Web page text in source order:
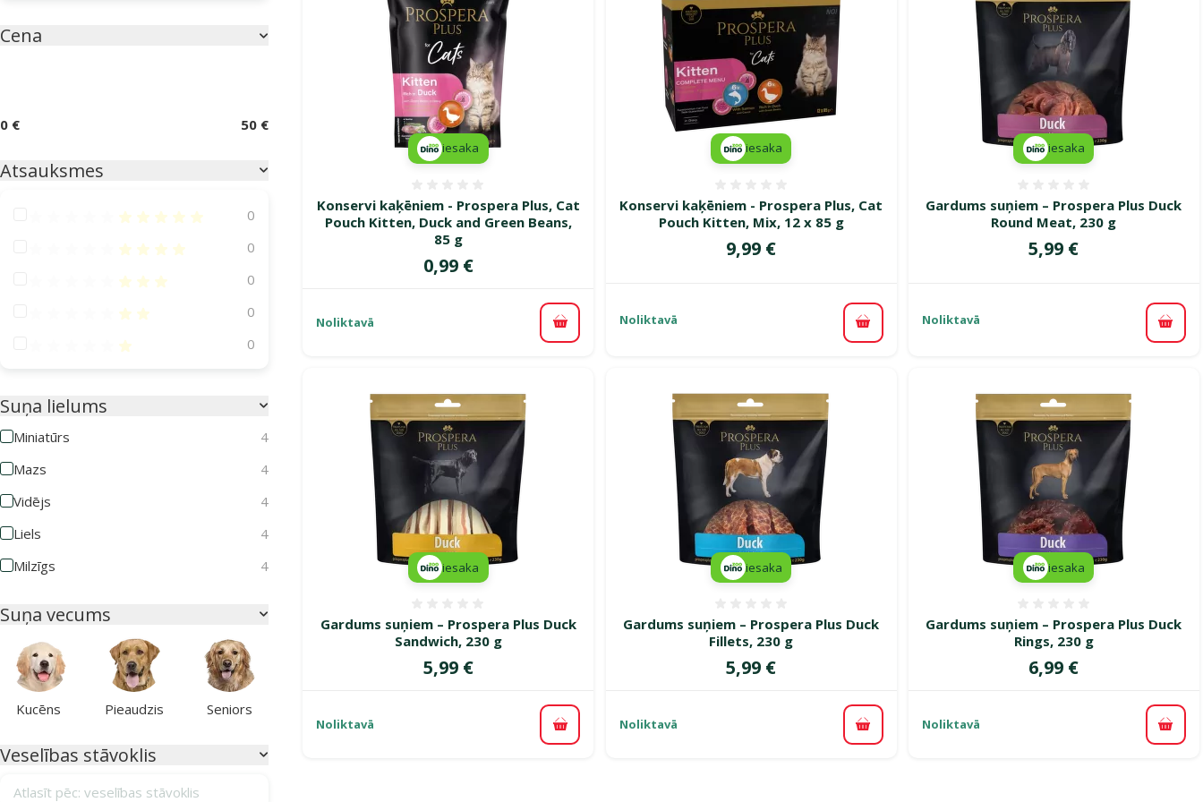
Parametriskais filtrs
Cena
0 € 50 €
Atsauksmes
Atsauksmes 100%
0
Atsauksmes 80%
0
Atsauksmes 60%
0
Atsauksmes 40%
0
Atsauksmes 20%
0
Suņa lielums
Miniatūrs
4
Mazs
4
Vidējs
4
Liels
4
Milzīgs
4
Suņa vecums
Kucēns Pieaudzis Seniors
Veselības stāvoklis
Atlasīt pēc: veselības stāvoklis
Konservi kaķēniem - Prospera Plus, Cat
Pouch Kitten, Duck and Green Beans,
85 g
Cena
0,99 €
iesaka
Noliktavā Pievienot grozam
Konservi kaķēniem - Prospera Plus, Cat
Pouch Kitten, Mix, 12 x 85 g
Cena
9,99 €
iesaka
Noliktavā
Pievienot grozam
Gardums suņiem – Prospera Plus Duck
Round Meat, 230 g
Cena
5,99 €
iesaka
Noliktavā
Gardums suņiem – Prospera Plus Duck
Sandwich, 230 g
Cena
5,99 €
iesaka
Noliktavā Pievienot grozam
Gardums suņiem – Prospera Plus Duck
Fillets, 230 g
Cena
5,99 €
iesaka
Noliktavā Pievienot grozam
Gardums suņiem – Prospera Plus Duck
Rings, 230 g
Cena
6,99 €
iesaka
Noliktavā